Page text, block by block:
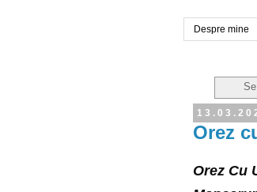
Despre mine
Orez
Orez Cu